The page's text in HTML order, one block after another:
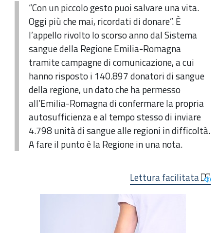
“Con un piccolo gesto puoi salvare una vita.
Oggi più che mai, ricordati di donare”. È
l’appello rivolto lo scorso anno dal Sistema
sangue della Regione Emilia-Romagna
tramite campagne di comunicazione, a cui
hanno risposto i 140.897 donatori di sangue
della regione, un dato che ha permesso
all’Emilia-Romagna di confermare la propria
autosufficienza e al tempo stesso di inviare
4.798 unità di sangue alle regioni in difficoltà.
A fare il punto è la Regione in una nota.
Lettura facilitata